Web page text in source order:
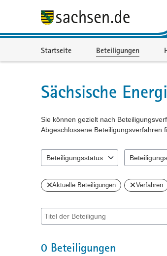
Startseite Beteiligungen
Sächsische
Sie können gezielt nach
Abgeschlossene Beteiligungsverfahren
Beteiligungsstatus
Aktuelle Beteiligungen Verfahren
Suche nach Beteiligung
0 Beteiligungen